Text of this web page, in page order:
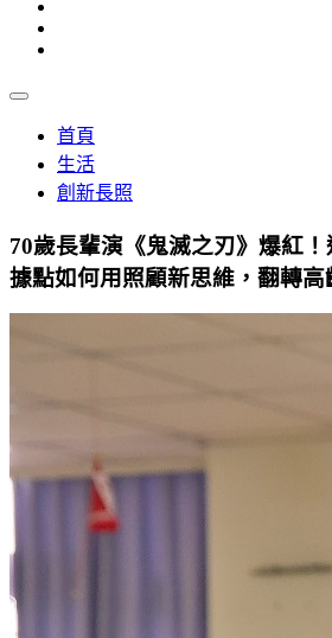
首頁
生活
創新長照
70歲長輩演《鬼滅之刃》爆紅
據點如何用照顧新思維，翻轉高